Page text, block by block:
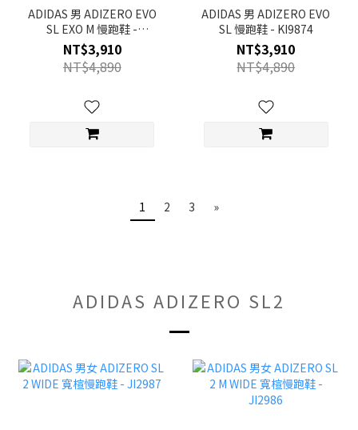
ADIDAS 男 ADIZERO EVO
SL EXO M 慢跑鞋 -
KJ0430
NT$3,910
NT$4,890
ADIDAS 男 ADIZERO EVO
SL 慢跑鞋 - KI9874
NT$3,910
NT$4,890
1 2 3 »
ADIDAS ADIZERO SL2